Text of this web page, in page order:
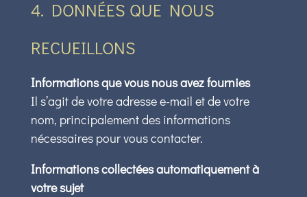
4. DONNÉES QUE NOUS
RECUEILLONS
Informations que vous nous avez fournies
Il s’agit de votre adresse e-mail et de votre
nom, principalement des informations
nécessaires pour vous contacter.
Informations collectées automatiquement à
votre sujet